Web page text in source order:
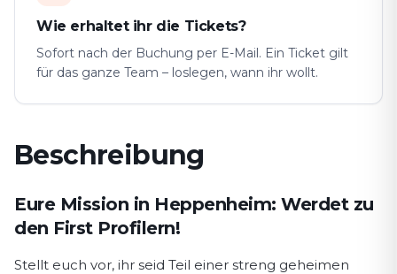
Wie erhaltet ihr die Tickets?
Sofort nach der Buchung per E-Mail. Ein Ticket gilt
für das ganze Team – loslegen, wann ihr wollt.
Beschreibung
Spielbeschreibung First Profiler
Eure Mission in Heppenheim: Werdet zu
den First Profilern!
Stellt euch vor, ihr seid Teil einer streng geheimen